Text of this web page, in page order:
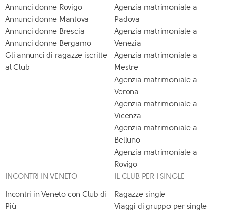
Annunci donne Rovigo
Annunci donne Mantova
Annunci donne Brescia
Annunci donne Bergamo
Gli annunci di ragazze iscritte
al Club
Agenzia matrimoniale a
Padova
Agenzia matrimoniale a
Venezia
Agenzia matrimoniale a
Mestre
Agenzia matrimoniale a
Verona
Agenzia matrimoniale a
Vicenza
Agenzia matrimoniale a
Belluno
Agenzia matrimoniale a
Rovigo
INCONTRI IN VENETO
Incontri in Veneto con Club di
Più
IL CLUB PER I SINGLE
Ragazze single
Viaggi di gruppo per single